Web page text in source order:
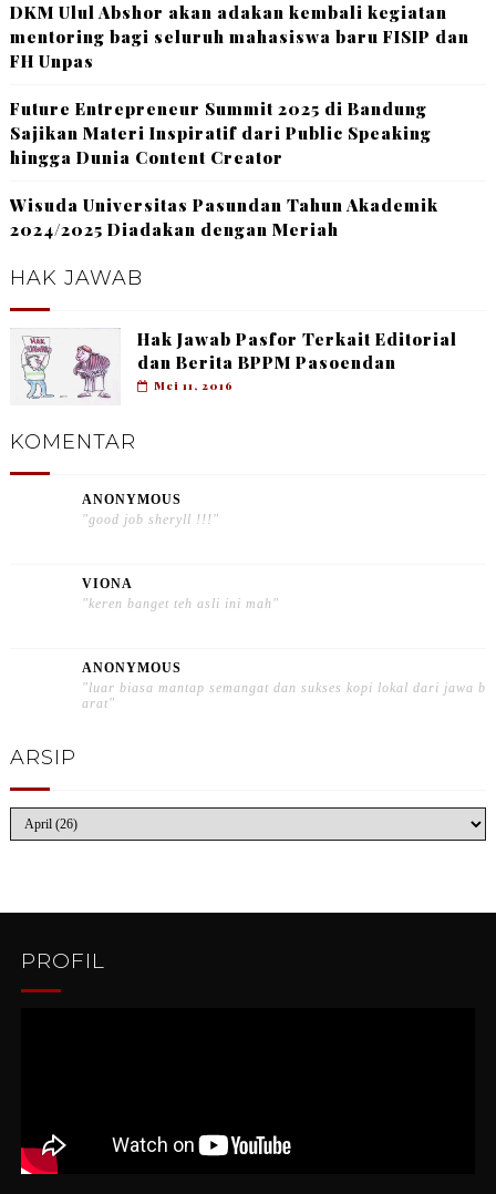
DKM Ulul Abshor akan adakan kembali kegiatan
mentoring bagi seluruh mahasiswa baru FISIP dan
FH Unpas
Future Entrepreneur Summit 2025 di Bandung
Sajikan Materi Inspiratif dari Public Speaking
hingga Dunia Content Creator
Wisuda Universitas Pasundan Tahun Akademik
2024/2025 Diadakan dengan Meriah
HAK JAWAB
Hak Jawab Pasfor Terkait Editorial
dan Berita BPPM Pasoendan
Mei 11, 2016
KOMENTAR
ANONYMOUS
"good job sheryll !!!"
VIONA
"keren banget teh asli ini mah"
ANONYMOUS
"luar biasa mantap semangat dan sukses kopi lokal dari jawa b
arat"
ARSIP
PROFIL